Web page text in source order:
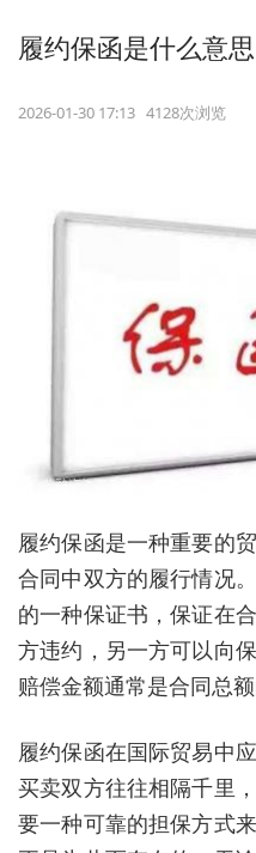
履约保函是什么意思
2026-01-30 17:13 4128次浏览
履约保函是一种重要的
合同中双方的履行情况
的一种保证书，保证在
方违约，另一方可以向
赔偿金额通常是合同总额
履约保函在国际贸易中
买卖双方往往相隔千里
要一种可靠的担保方式